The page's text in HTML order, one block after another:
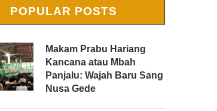
POPULAR POSTS
Makam Prabu Hariang
Kancana atau Mbah
Panjalu: Wajah Baru Sang
Nusa Gede